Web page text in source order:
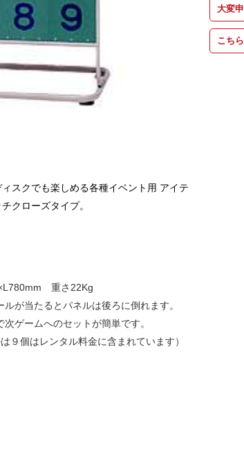
スクでも楽しめる各種イベント用 アイテ
クローズタイプ。
重さ22Kg
が当たるとパネルは後ろに倒れます。
ゲームへのセットが簡単です。
９個はレンタル料金に含まれています）
大変
こち